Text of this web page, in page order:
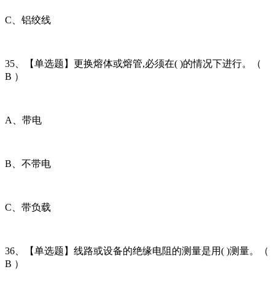
C、铝绞线
35、【单选题】更换熔体或熔管,必须在( )的情况下进行。（
B ）
A、带电
B、不带电
C、带负载
36、【单选题】线路或设备的绝缘电阻的测量是用( )测量。（
B ）